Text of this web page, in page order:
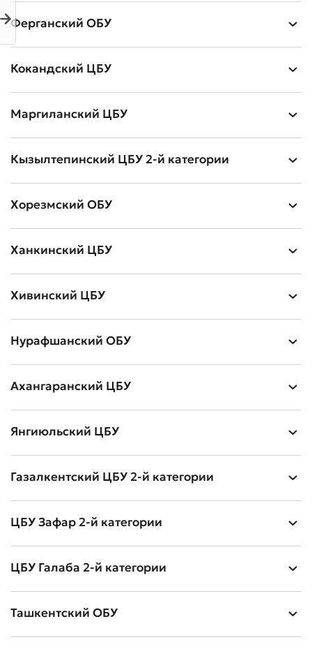
Ферганский ОБУ
Кокандский ЦБУ
Маргиланский ЦБУ
Кызылтепинский ЦБУ 2-й категории
Хорезмский ОБУ
Ханкинский ЦБУ
Хивинский ЦБУ
Нурафшанский ОБУ
Ахангаранский ЦБУ
Янгиюльский ЦБУ
Газалкентский ЦБУ 2-й категории
ЦБУ Зафар 2-й категории
ЦБУ Галаба 2-й категории
Ташкентский ОБУ